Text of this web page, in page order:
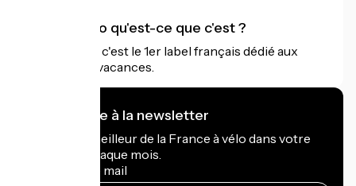
Accueil Vélo qu'est-ce que c'est ?
Accueil Vélo c'est le 1er label français dédié aux
cyclistes en vacances.
Je m'abonne à la newsletter
Recevez le meilleur de la France à vélo dans votre
boîte mail chaque mois.
Mon adresse mail